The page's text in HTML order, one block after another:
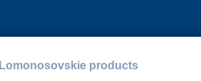
Lomonosovskie products